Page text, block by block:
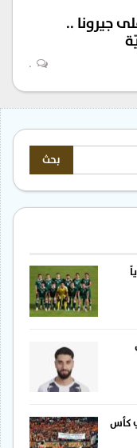
جيرونا ..
0
كأس